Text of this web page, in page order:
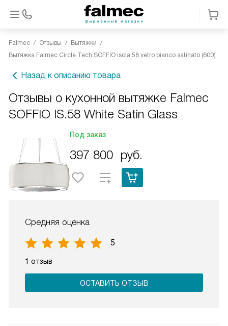
Falmec Отзывы
Вытяжки
Вытяжка Falmec Circle.Tech SOFFIO isola 58 vetro bianco satinato (600)
Назад к описанию товара
Отзывы о кухонной вытяжке Falmec
SOFFIO IS.58 White Satin Glass
Под заказ
397 800 руб.
Средняя оценка
5
1 отзыв
ОСТАВИТЬ ОТЗЫВ